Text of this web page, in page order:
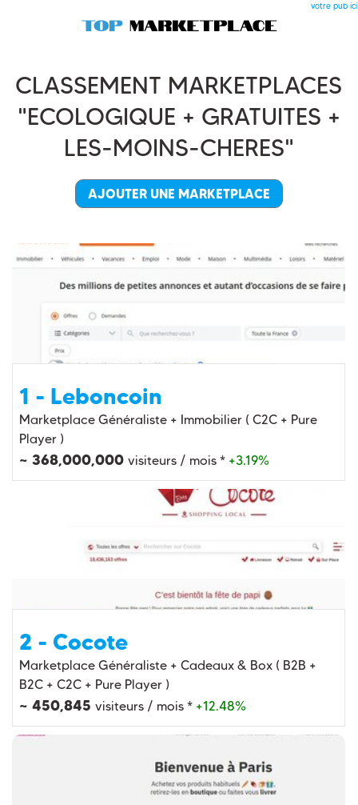
votre pub ici
CLASSEMENT MARKETPLACES
"ECOLOGIQUE + GRATUITES +
LES-MOINS-CHERES"
AJOUTER UNE MARKETPLACE
1 - Leboncoin
Marketplace Généraliste + Immobilier ( C2C + Pure
Player )
~ 368,000,000 visiteurs / mois * +3.19%
2 - Cocote
Marketplace Généraliste + Cadeaux & Box ( B2B +
B2C + C2C + Pure Player )
~ 450,845 visiteurs / mois * +12.48%